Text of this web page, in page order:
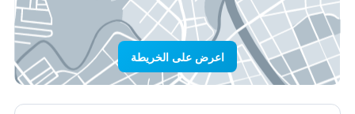
اعرض على الخريطة